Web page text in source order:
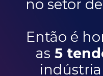
no setor
Então é
as 5